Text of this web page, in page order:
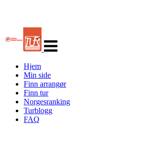
navigasjon
Hjem
Min side
Finn arrangør
Finn tur
Norgesranking
Turblogg
FAQ